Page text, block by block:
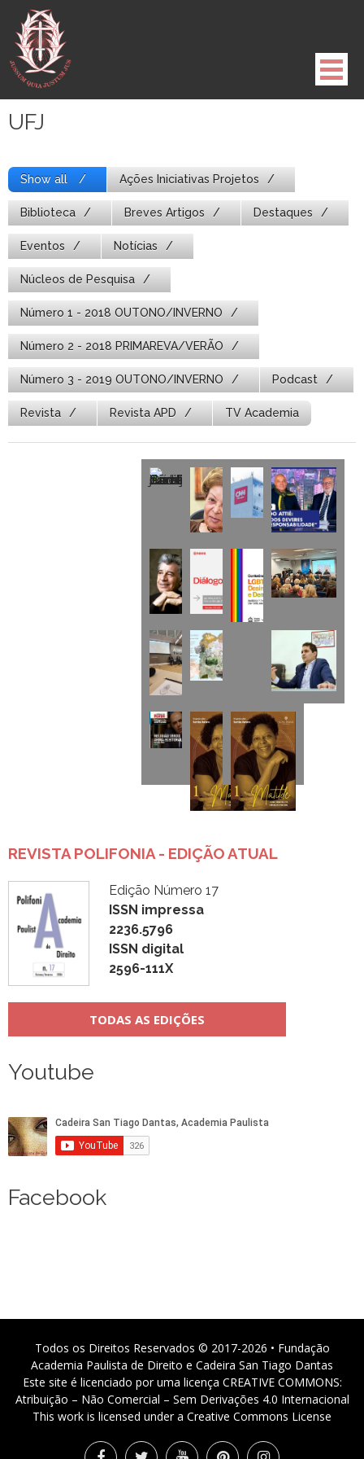
para
conteúdo
UFJ
Show all Ações Iniciativas Projetos
Biblioteca Breves Artigos Destaques
Eventos Notícias
Núcleos de Pesquisa
Número 1 - 2018 OUTONO/INVERNO
Número 2 - 2018 PRIMAREVA/VERÃO
Número 3 - 2019 OUTONO/INVERNO Podcast
Revista Revista APD TV Academia
REVISTA POLIFONIA - EDIÇÃO ATUAL
Edição Número 17
ISSN impressa
2236.5796
ISSN digital
2596-111X
TODAS AS EDIÇÕES
Youtube
Facebook
Todos os Direitos Reservados © 2017-2026 • Fundação
Academia Paulista de Direito e Cadeira San Tiago Dantas
Este site é licenciado por uma licença CREATIVE COMMONS:
Atribuição – Não Comercial – Sem Derivações 4.0 Internacional
This work is licensed under a Creative Commons License